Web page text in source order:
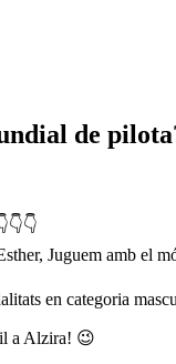
de
Juguem amb el
en categoria
a Alzira! 😉